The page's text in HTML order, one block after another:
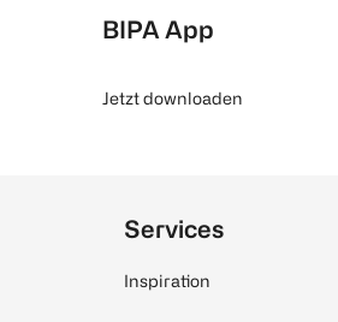
BIPA App
Jetzt downloaden
Services
Inspiration